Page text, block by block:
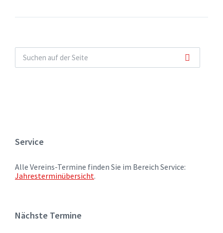
Service
Alle Vereins-Termine finden Sie im Bereich Service:
Jahresterminübersicht.
Nächste Termine